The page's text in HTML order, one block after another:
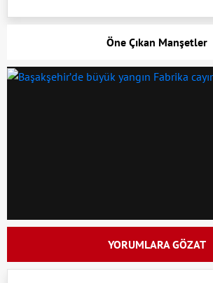
Öne Çıkan Manşetler
YORUMLARA GÖZAT